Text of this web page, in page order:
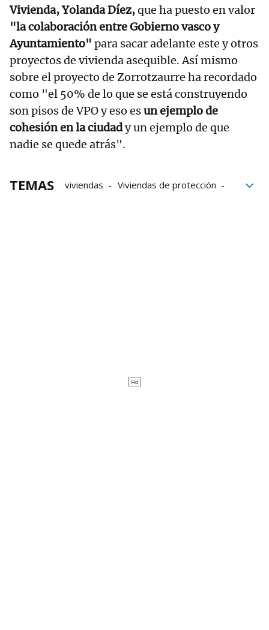
Vivienda, Yolanda Díez,que ha puesto en valor
"la colaboración entre Gobierno vasco y
Ayuntamiento" para sacar adelante este y otros
proyectos de vivienda asequible. Así mismo
sobre el proyecto de Zorrotzaurre ha recordado
como "el 50% de lo que se está construyendo
son pisos de VPO y eso esun ejemplo de
cohesión en la ciudady un ejemplo de que
nadie se quede atrás".
TEMAS viviendas
Viviendas de protección